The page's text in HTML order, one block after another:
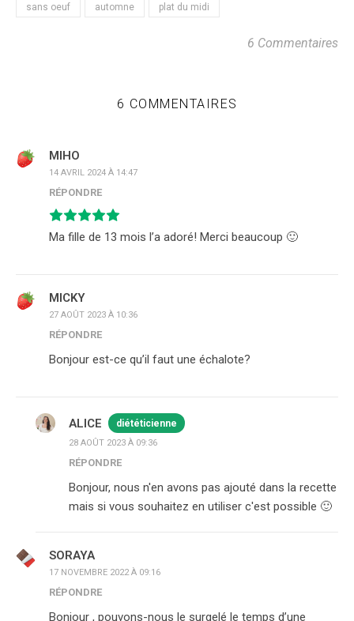
sans oeuf
automne plat du midi
6 Commentaires
6 COMMENTAIRES
MIHO
14 AVRIL 2024 À 14:47
RÉPONDRE
Ma fille de 13 mois l’a adoré! Merci beaucoup 🙂
MICKY
27 AOÛT 2023 À 10:36
RÉPONDRE
Bonjour est-ce qu’il faut une échalote?
ALICE diététicienne
28 AOÛT 2023 À 09:36
RÉPONDRE
Bonjour, nous n'en avons pas ajouté dans la recette
mais si vous souhaitez en utiliser c'est possible 🙂
SORAYA
17 NOVEMBRE 2022 À 09:16
RÉPONDRE
Bonjour , pouvons-nous le surgelé le temps d’une